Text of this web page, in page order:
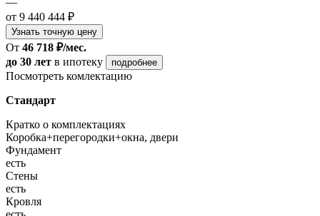
от 9 440 444 ₽
Узнать точную цену
От 46 718 ₽/мес.
до 30 лет в ипотеку подробнее
Посмотреть комлектацию
Стандарт
Кратко о комплектациях
Коробка+перегородки+окна, двери
Фундамент
есть
Стены
есть
Кровля